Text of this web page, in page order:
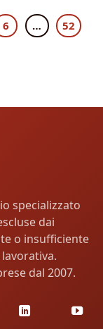
6 … 52
specializzato
dai
o insufficiente
dal 2007.